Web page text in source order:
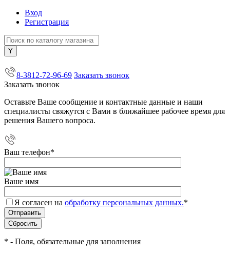
Вход
Регистрация
8-3812-72-96-69 Заказать звонок
Заказать звонок
Оставьте Ваше сообщение и контактные данные и наши
специалисты свяжутся с Вами в ближайшее рабочее время для
решения Вашего вопроса.
Ваш телефон*
Ваше имя
Я согласен на обработку персональных данных.*
* - Поля, обязательные для заполнения